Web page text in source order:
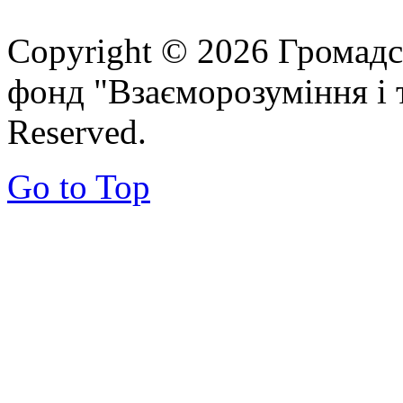
Copyright © 2026
фонд "Взаєморозуміння і
Reserved.
Go to Top